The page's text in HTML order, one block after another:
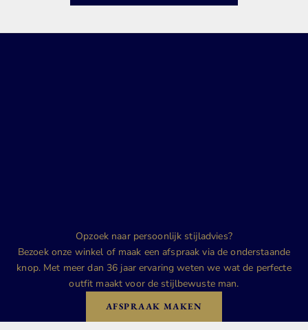
Opzoek naar persoonlijk stijladvies?
Bezoek onze winkel of maak een afspraak via de onderstaande
knop. Met meer dan 36 jaar ervaring weten we wat de perfecte
outfit maakt voor de stijlbewuste man.
AFSPRAAK MAKEN